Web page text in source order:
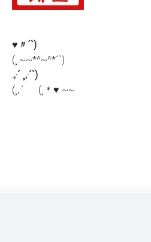
♥〃´`)
(¸.~~*^~^*´`)
.,·´ ¸,·´`)
(¸,·´ (¸＊♥ ~~